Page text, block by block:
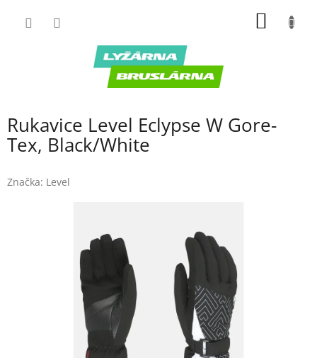
Rukavice Level Eclypse W Gore-
Tex, Black/White
Značka: Level